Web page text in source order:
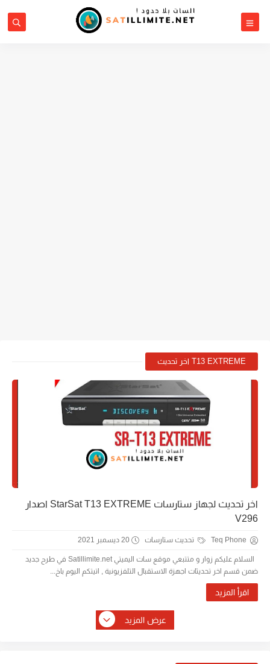
T13 EXTREME اخر تحديث
اخر تحديث لجهاز ستارسات StarSat T13 EXTREME اصدار
V296
Teq Phone تحديث ستارسات 20 ديسمبر 2021
السلام عليكم زوار و متتبعي موقع سات اليميتي Satillimite.net في طرح جديد
ضمن قسم اخر تحديثات اجهزة الاستقبال التلفزيونية , اتيتكم اليوم باخ...
اقرأ المزيد
عرض المزيد